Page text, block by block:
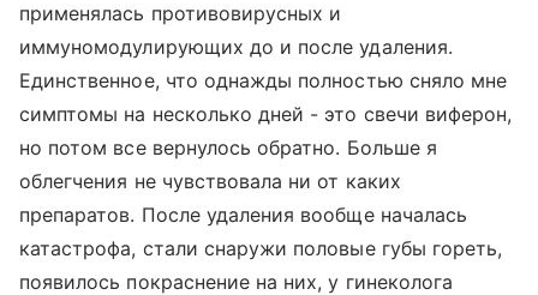
применялась противовирусных и
иммуномодулирующих до и после удаления.
Единственное, что однажды полностью сняло мне
симптомы на несколько дней - это свечи виферон,
но потом все вернулось обратно. Больше я
облегчения не чувствовала ни от каких
препаратов. После удаления вообще началась
катастрофа, стали снаружи половые губы гореть,
появилось покраснение на них, у гинеколога